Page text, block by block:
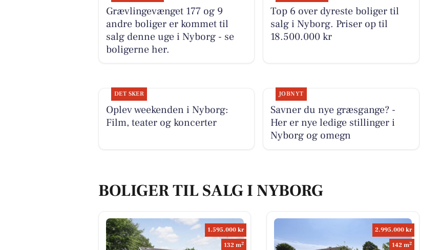
Grævlingevænget 177 og 9
andre boliger er kommet til
salg denne uge i Nyborg - se
boligerne her.
Top 6 over dyreste boliger til
salg i Nyborg. Priser op til
18.500.000 kr
DET SKER
Oplev weekenden i Nyborg:
Film, teater og koncerter
JOBNYT
Savner du nye græsgange? -
Her er nye ledige stillinger i
Nyborg og omegn
BOLIGER TIL SALG I NYBORG
1.595.000 kr
132 m2
2.995.000 kr
142 m2